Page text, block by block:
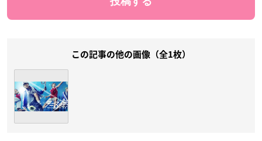
この記事の他の画像（全1枚）